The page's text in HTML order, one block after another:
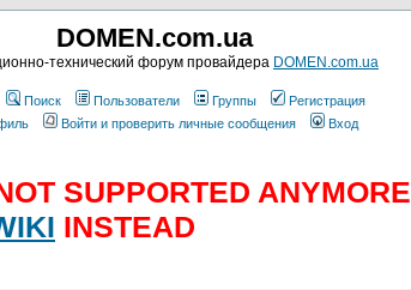
DOMEN.com.ua
технический форум провайдера DOMEN.com.ua
Поиск Пользователи Группы
Регистрация
Войти и проверить личные сообщения Вход
SUPPORTED ANYMORE
INSTEAD